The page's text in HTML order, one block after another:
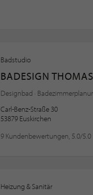
Badstudio
BADESIGN
Designbad ·
Carl-Benz-Straße 30
53879 Euskirchen
9 Kundenbewertungen, 5.0/5.0
Heizung & Sanitär